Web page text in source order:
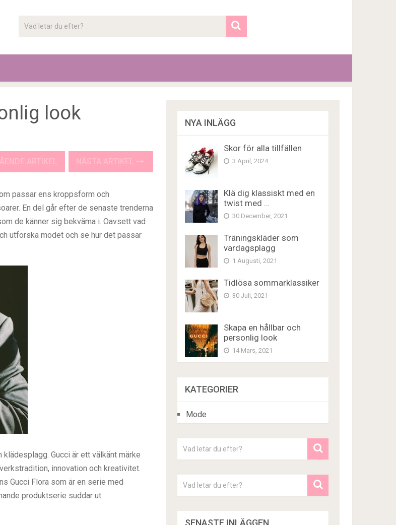
look
ARTIKEL NÄSTA ARTIKEL
passar ens kroppsform och
En del går efter de senaste trenderna
de känner sig bekväma i. Oavsett vad
utforska modet och se hur det passar
Gucci är ett välkänt märke
innovation och kreativitet.
Gucci Flora som är en serie med
produktserie suddar ut
NYA INLÄGG
Skor för alla tillfällen
3 April, 2024
Klä dig klassiskt med en
twist med …
30 December, 2021
Träningskläder som
vardagsplagg
1 Augusti, 2021
Tidlösa sommarklassiker
30 Juli, 2021
Skapa en hållbar och
personlig look
14 Mars, 2021
KATEGORIER
Mode
SENASTE INLÄGGEN